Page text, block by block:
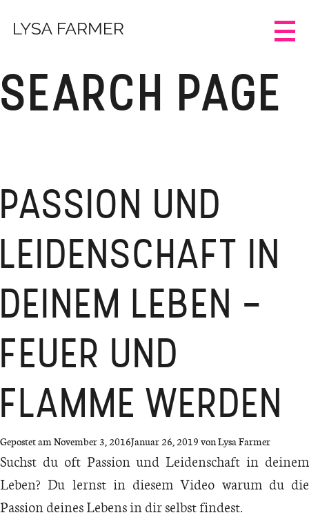
SEARCH PAGE
PASSION UND
LEIDENSCHAFT IN
DEINEM LEBEN –
FEUER UND
FLAMME WERDEN
Gepostet amNovember 3, 2016Januar 26, 2019 vonLysa Farmer
Suchst du oft Passion und Leidenschaft in deinem
Leben? Du lernst in diesem Video warum du die
Passion deines Lebens in dir selbst findest.